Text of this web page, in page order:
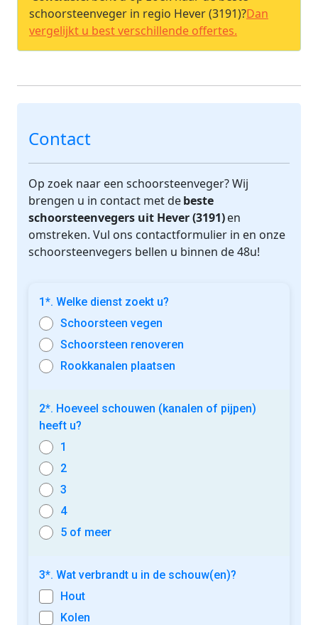
schoorsteenveger in regio Hever (3191)?Dan
vergelijkt u best verschillende offertes.
Contact
Op zoek naar een schoorsteenveger? Wij
brengen u in contact met debeste
schoorsteenvegers uit Hever (3191)en
omstreken. Vul ons contactformulier in en onze
schoorsteenvegers bellen u binnen de 48u!
1*. Welke dienst zoekt u?
Schoorsteen vegen
Schoorsteen renoveren
Rookkanalen plaatsen
2*. Hoeveel schouwen (kanalen of pijpen)
heeft u?
1
2
3
4
5 of meer
3*. Wat verbrandt u in de schouw(en)?
Hout
Kolen